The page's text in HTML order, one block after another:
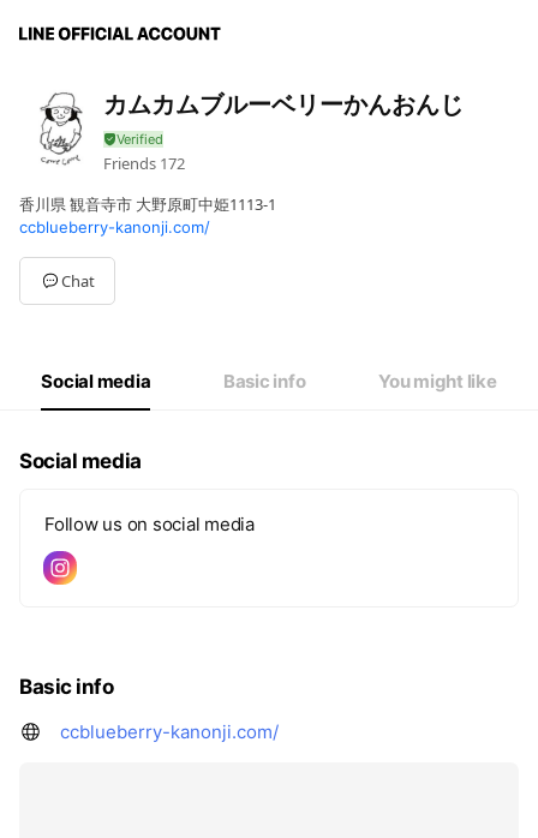
カムカムブルーベリーかんおんじ
Friends 172
香川県 観音寺市 大野原町中姫1113-1
ccblueberry-kanonji.com/
Chat
Social media Basic info You might like
Social media
Follow us on social media
Basic info
ccblueberry-kanonji.com/